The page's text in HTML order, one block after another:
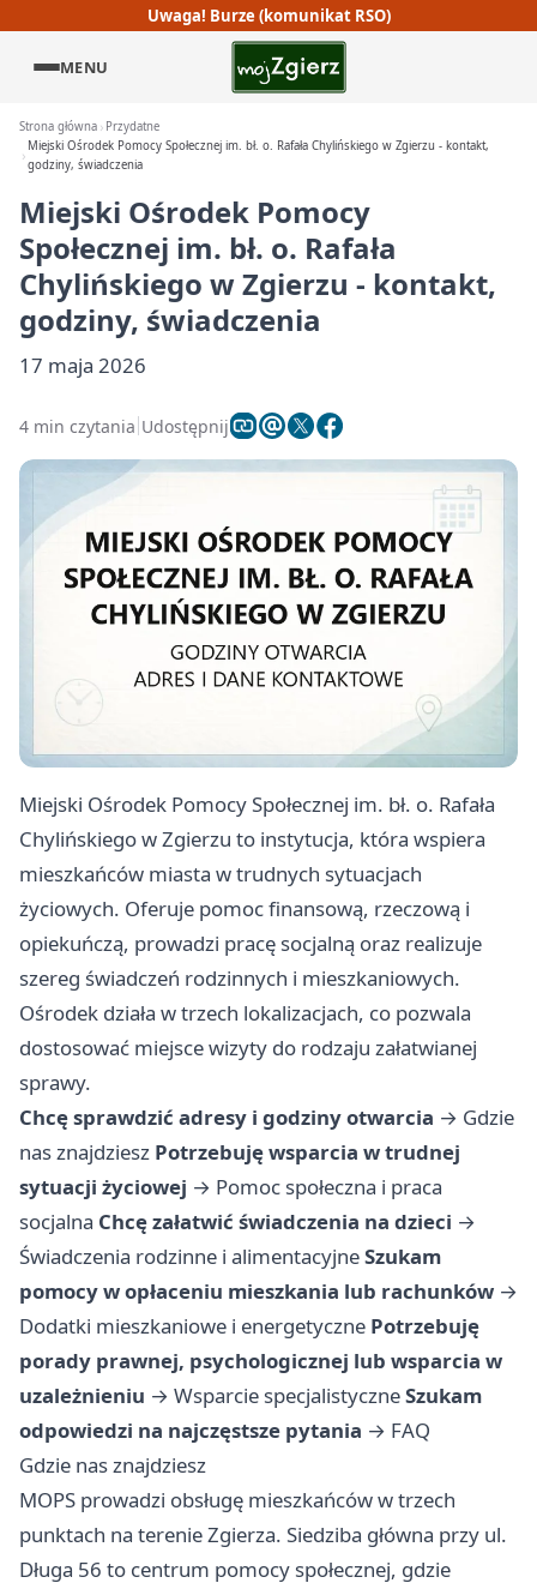
Uwaga! Burze (komunikat RSO)
MENU
Strona główna
Przydatne
Miejski Ośrodek Pomocy Społecznej im. bł. o. Rafała Chylińskiego w Zgierzu - kontakt,
godziny, świadczenia
Miejski Ośrodek Pomocy
Społecznej im. bł. o. Rafała
Chylińskiego w Zgierzu - kontakt,
godziny, świadczenia
17 maja 2026
4 min czytania Udostępnij
Miejski Ośrodek Pomocy Społecznej im. bł. o. Rafała
Chylińskiego w Zgierzu to instytucja, która wspiera
mieszkańców miasta w trudnych sytuacjach
życiowych. Oferuje pomoc finansową, rzeczową i
opiekuńczą, prowadzi pracę socjalną oraz realizuje
szereg świadczeń rodzinnych i mieszkaniowych.
Ośrodek działa w trzech lokalizacjach, co pozwala
dostosować miejsce wizyty do rodzaju załatwianej
sprawy.
Chcę sprawdzić adresy i godziny otwarcia → Gdzie
nas znajdziesz Potrzebuję wsparcia w trudnej
sytuacji życiowej → Pomoc społeczna i praca
socjalna Chcę załatwić świadczenia na dzieci →
Świadczenia rodzinne i alimentacyjneSzukam
pomocy w opłaceniu mieszkania lub rachunków →
Dodatki mieszkaniowe i energetyczne Potrzebuję
porady prawnej, psychologicznej lub wsparcia w
uzależnieniu → Wsparcie specjalistyczneSzukam
odpowiedzi na najczęstsze pytania → FAQ
Gdzie nas znajdziesz
MOPS prowadzi obsługę mieszkańców w trzech
punktach na terenie Zgierza. Siedziba główna przy ul.
Długa 56 to centrum pomocy społecznej, gdzie